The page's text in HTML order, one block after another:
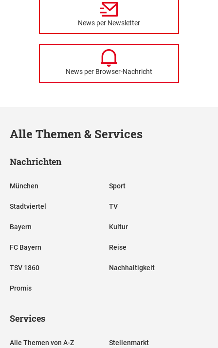
News per Newsletter
News per Browser-Nachricht
Alle Themen & Services
Nachrichten
München
Stadtviertel
Bayern
FC Bayern
TSV 1860
Promis
Sport
TV
Kultur
Reise
Nachhaltigkeit
Services
Alle Themen von A-Z Stellenmarkt